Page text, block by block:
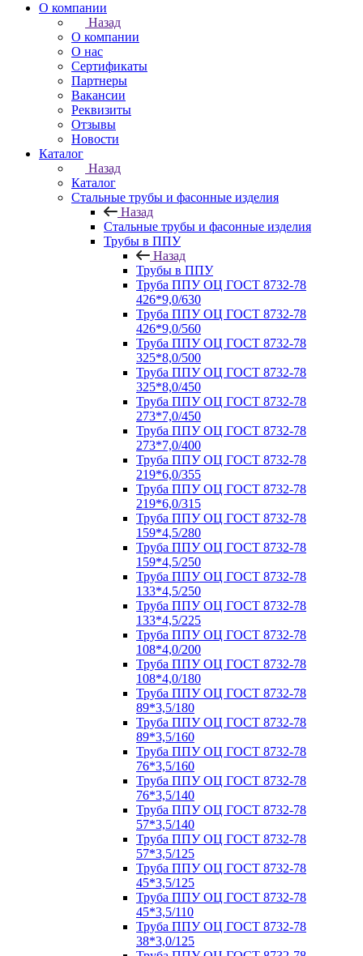
О компании
Назад
О компании
О нас
Сертификаты
Партнеры
Вакансии
Реквизиты
Отзывы
Новости
Каталог
Назад
Каталог
Стальные трубы и фасонные изделия
Назад
Стальные трубы и фасонные изделия
Трубы в ППУ
Назад
Трубы в ППУ
Труба ППУ ОЦ ГОСТ 8732-78
426*9,0/630
Труба ППУ ОЦ ГОСТ 8732-78
426*9,0/560
Труба ППУ ОЦ ГОСТ 8732-78
325*8,0/500
Труба ППУ ОЦ ГОСТ 8732-78
325*8,0/450
Труба ППУ ОЦ ГОСТ 8732-78
273*7,0/450
Труба ППУ ОЦ ГОСТ 8732-78
273*7,0/400
Труба ППУ ОЦ ГОСТ 8732-78
219*6,0/355
Труба ППУ ОЦ ГОСТ 8732-78
219*6,0/315
Труба ППУ ОЦ ГОСТ 8732-78
159*4,5/280
Труба ППУ ОЦ ГОСТ 8732-78
159*4,5/250
Труба ППУ ОЦ ГОСТ 8732-78
133*4,5/250
Труба ППУ ОЦ ГОСТ 8732-78
133*4,5/225
Труба ППУ ОЦ ГОСТ 8732-78
108*4,0/200
Труба ППУ ОЦ ГОСТ 8732-78
108*4,0/180
Труба ППУ ОЦ ГОСТ 8732-78
89*3,5/180
Труба ППУ ОЦ ГОСТ 8732-78
89*3,5/160
Труба ППУ ОЦ ГОСТ 8732-78
76*3,5/160
Труба ППУ ОЦ ГОСТ 8732-78
76*3,5/140
Труба ППУ ОЦ ГОСТ 8732-78
57*3,5/140
Труба ППУ ОЦ ГОСТ 8732-78
57*3,5/125
Труба ППУ ОЦ ГОСТ 8732-78
45*3,5/125
Труба ППУ ОЦ ГОСТ 8732-78
45*3,5/110
Труба ППУ ОЦ ГОСТ 8732-78
38*3,0/125